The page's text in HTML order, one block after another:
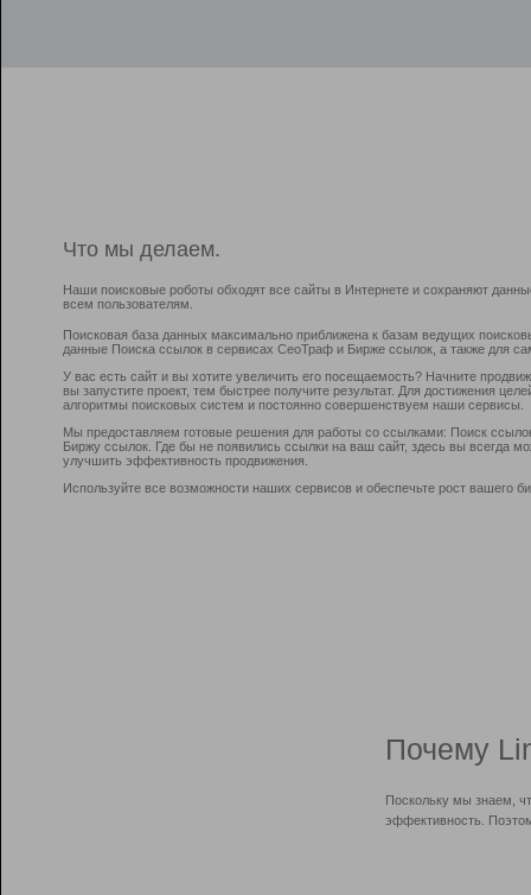
Что мы делаем.
Наши поисковые роботы обходят все сайты в Интернете и сохраняют
всем пользователям.
Поисковая база данных максимально приближена к базам ведущих
данные Поиска ссылок в сервисах СеоТраф и Бирже ссылок, а также для
У вас есть сайт и вы хотите увеличить его посещаемость? Начните
вы запустите проект, тем быстрее получите результат. Для достижения
алгоритмы поисковых систем и постоянно совершенствуем наши сервисы.
Мы предоставляем готовые решения для работы со ссылками: Поиск
Биржу ссылок. Где бы не появились ссылки на ваш сайт, здесь вы всегда
улучшить эффективность продвижения.
Используйте все возможности наших сервисов и обеспечьте рост вашего
Почему
Поскольку мы знаем,
эффективность.